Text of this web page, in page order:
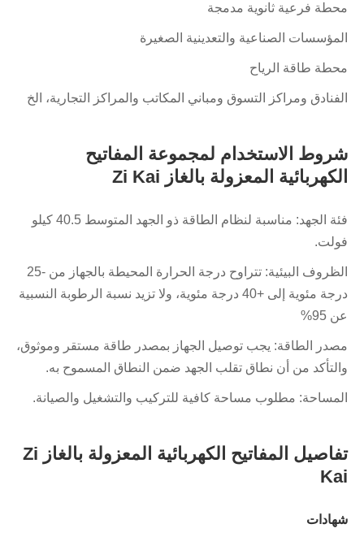
محطة فرعية ثانوية مدمجة
المؤسسات الصناعية والتعدينية الصغيرة
محطة طاقة الرياح
الفنادق ومراكز التسوق ومباني المكاتب والمراكز التجارية، الخ
شروط الاستخدام لمجموعة المفاتيح
الكهربائية المعزولة بالغاز Zi Kai
فئة الجهد: مناسبة لنظام الطاقة ذو الجهد المتوسط ​​40.5 كيلو
فولت.
الظروف البيئية: تتراوح درجة الحرارة المحيطة بالجهاز من -25
درجة مئوية إلى +40 درجة مئوية، ولا تزيد نسبة الرطوبة النسبية
عن 95%
مصدر الطاقة: يجب توصيل الجهاز بمصدر طاقة مستقر وموثوق،
والتأكد من أن نطاق تقلب الجهد ضمن النطاق المسموح به.
المساحة: مطلوب مساحة كافية للتركيب والتشغيل والصيانة.
تفاصيل المفاتيح الكهربائية المعزولة بالغاز Zi
Kai
شهادات